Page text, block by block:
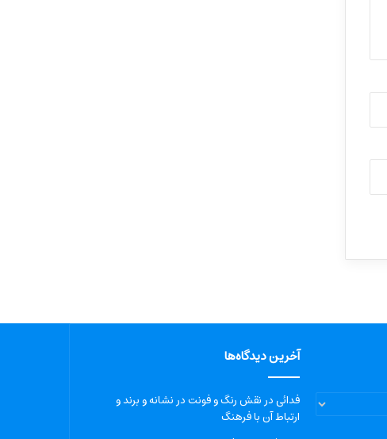
آخرین دیدگاه‌ها
فدائیدرنقش رنگ و فونت در نشانه و برند و
ارتباط آن با فرهنگ